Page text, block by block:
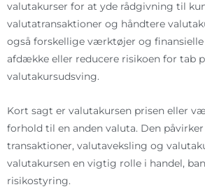
valutakurser for at yde rådgivning til
valutatransaktioner og håndtere
også forskellige værktøjer og
afdække eller reducere risikoen for tab
valutakursudsving.
Kort sagt er valutakursen prisen eller
forhold til en anden valuta. Den
transaktioner, valutaveksling og
valutakursen en vigtig rolle i handel,
risikostyring.